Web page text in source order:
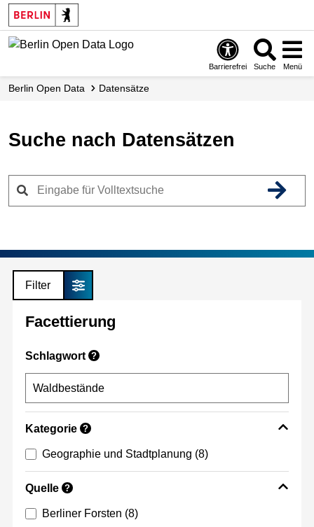
Skip
to
main
Barrierefrei Suche Menü
Berlin Open Data Datensätze
Suche nach Datensätzen
Filter
Facettierung
Schlagwort ?
Kategorie ?
Geographie und Stadtplanung (8)
Quelle ?
Berliner Forsten (8)